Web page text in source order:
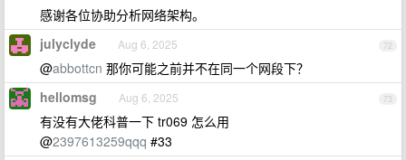
感谢各位协助分析网络架构。
72
julyclyde Aug 6, 2025
@abbottcn 那你可能之前并不在同一个网段下？
73
hellomsg Aug 6, 2025
有没有大佬科普一下 tr069 怎么用
@2397613259qqq #33